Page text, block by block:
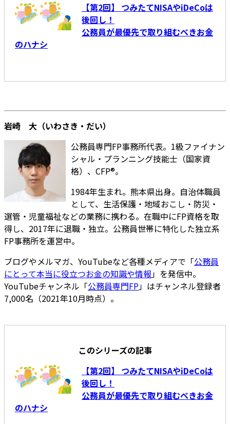
【第2回】 つみたてNISAやiDeCoは
後回し！
公務員が最優先で取り組むべきお金
のハナシ
岩崎 大（いわさき・だい）
公務員専門FP事務所代表。1級ファイナン
シャル・プランニング技能士（国家資
格）、CFP®。
1984年生まれ。熊本県出身。自治体職員
として、生活保護・地域おこし・防災・
選管・児童福祉などの業務に携わる。在職中にFP資格を取
得し、2017年に退職・独立。公務員世帯に特化した独立系
FP事務所を運営中。
ブログやメルマガ、YouTubeなど各種メディアで「公務員
にとって本当に役立つお金の知識や情報 」を発信中。
YouTubeチャンネル「公務員専門FP」はチャンネル登録者
7,000名（2021年10月時点）。
このシリーズの記事
【第2回】 つみたてNISAやiDeCoは
後回し！
公務員が最優先で取り組むべきお金
のハナシ